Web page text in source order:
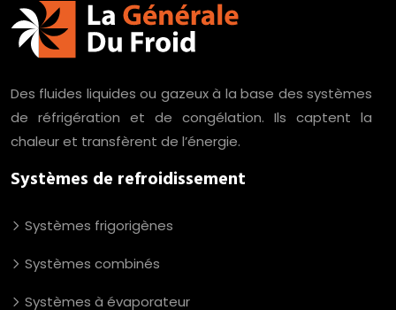
Des fluides liquides ou gazeux à la base des systèmes
de réfrigération et de congélation. Ils captent la
chaleur et transfèrent de l’énergie.
Systèmes de refroidissement
Systèmes frigorigènes
Systèmes combinés
Systèmes à évaporateur